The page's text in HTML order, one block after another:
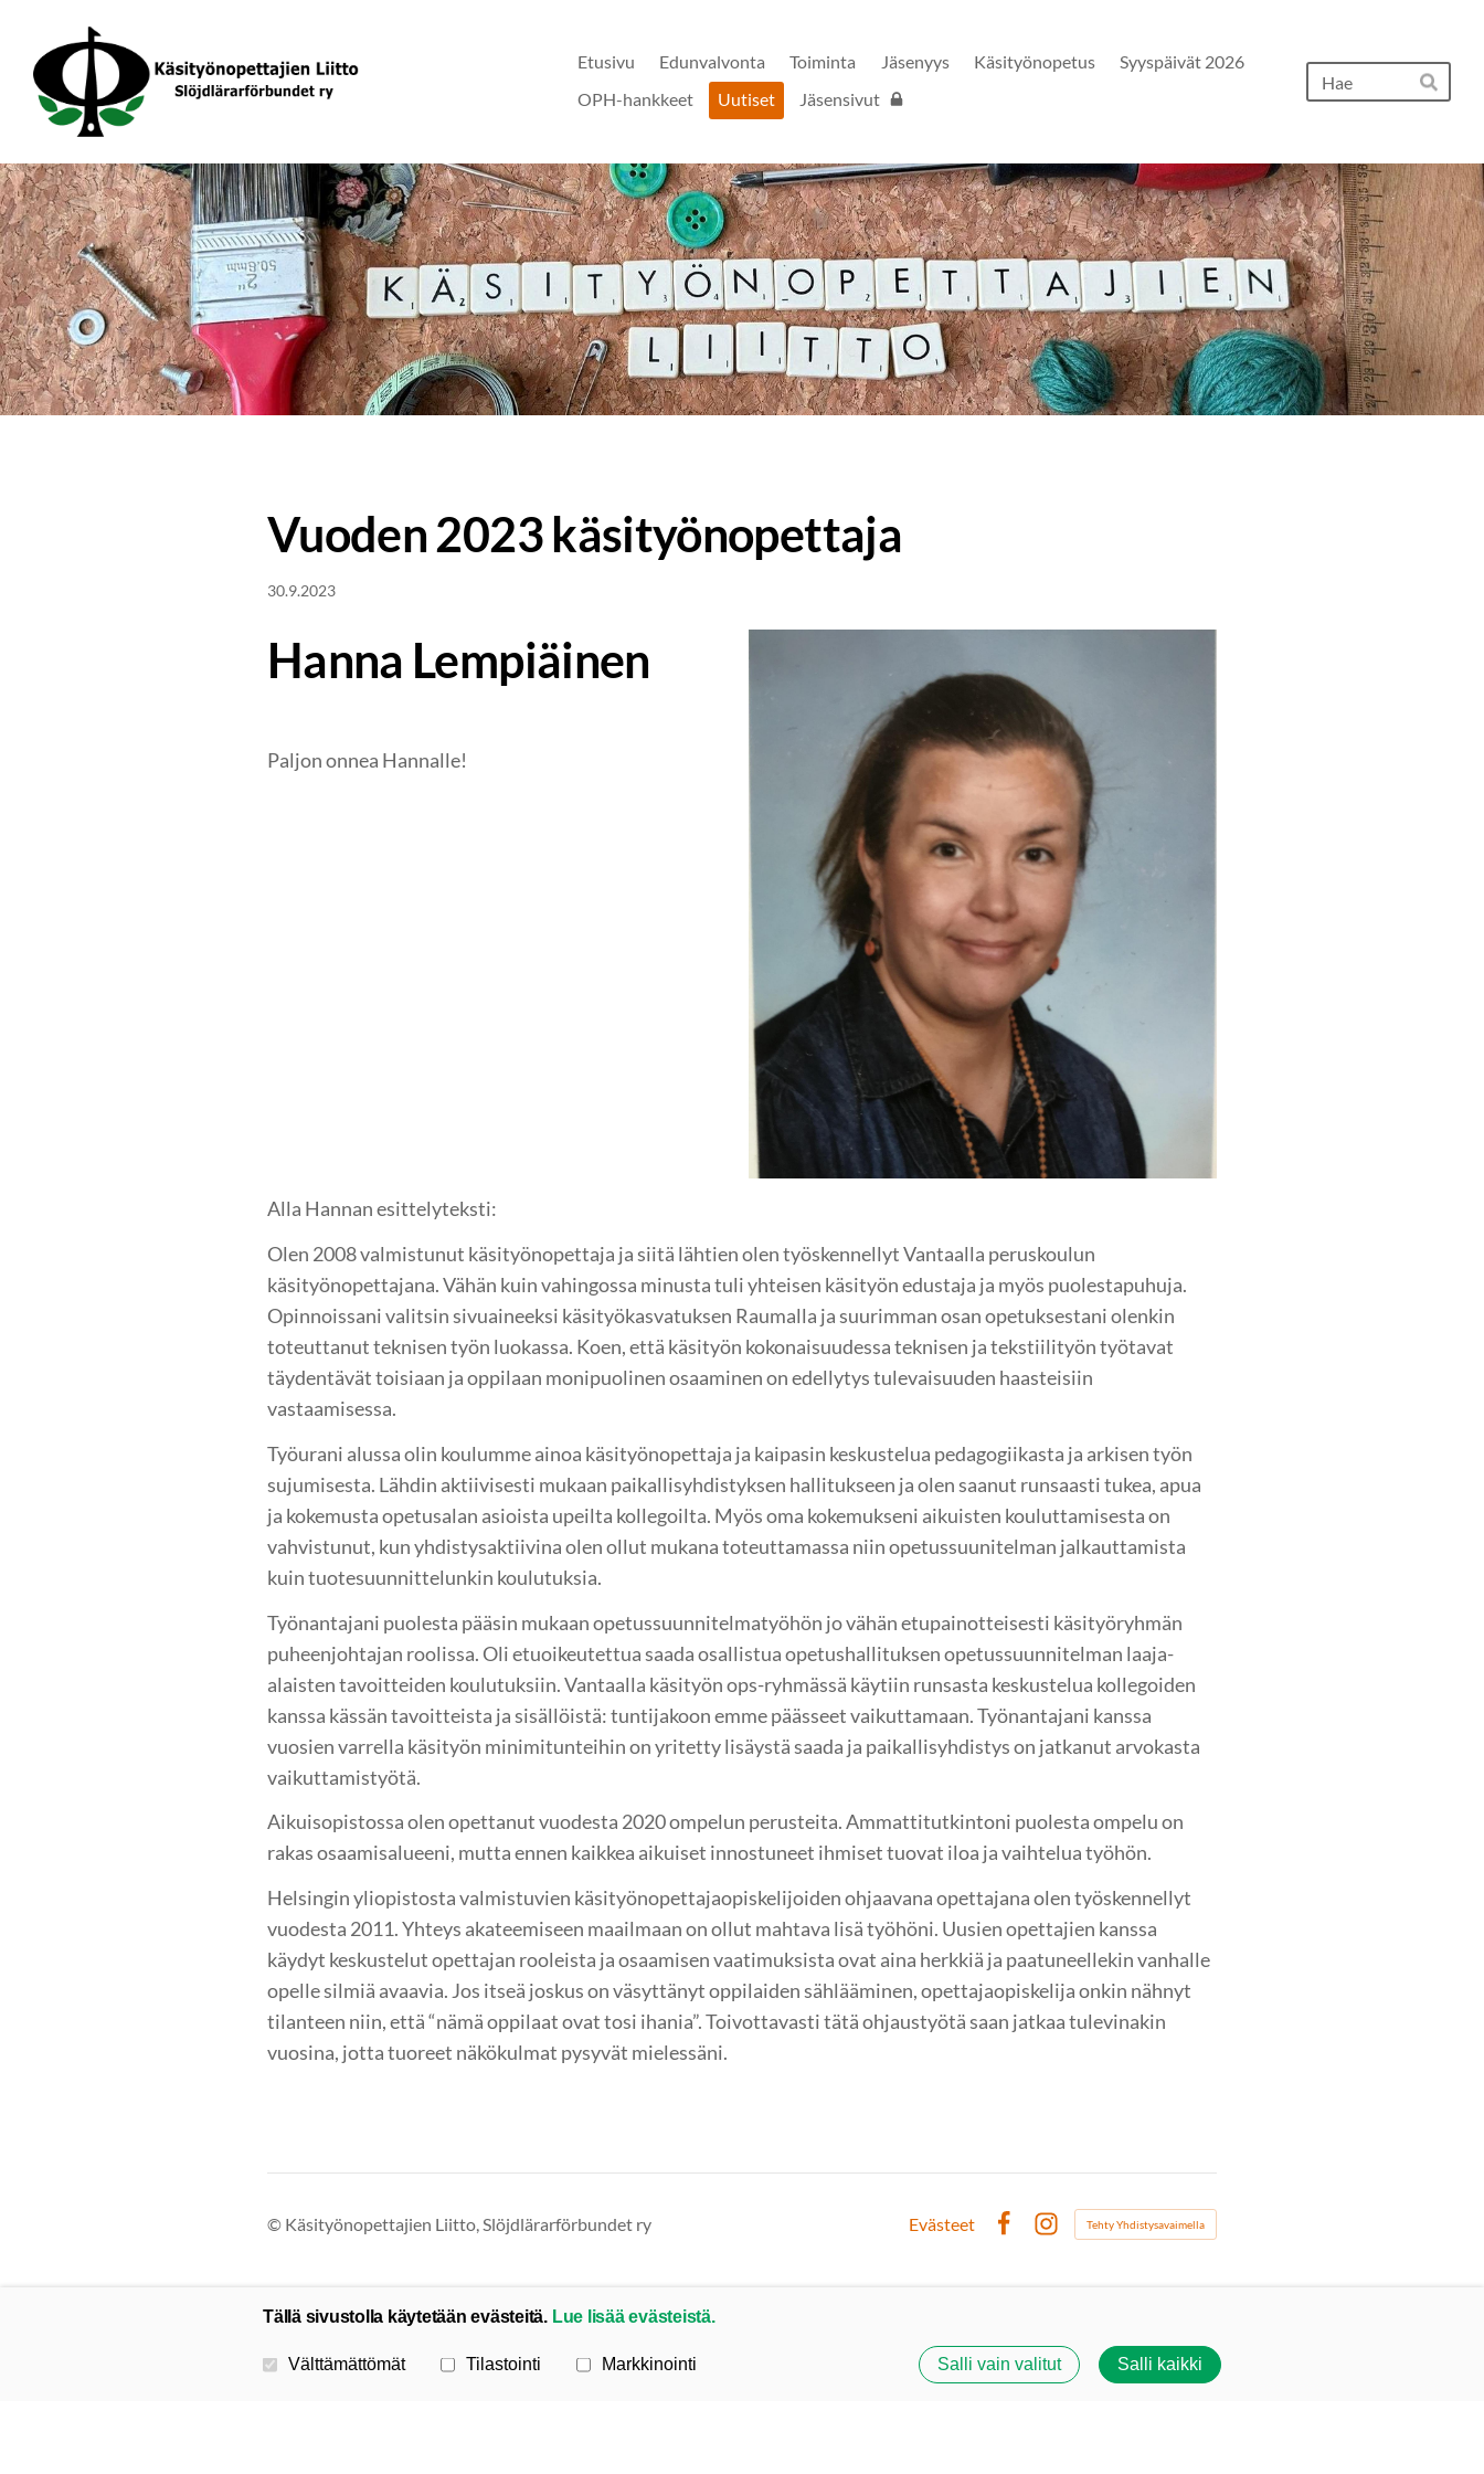
sivun
sisältöön
Käsityönopettajien Liitto
Etusivu Edunvalvonta Toiminta Jäsenyys Käsityönopetus
Syyspäivät 2026
OPH-hankkeet
Uutiset Jäsensivut Hae
Vuoden 2023 käsityönopettaja
30.9.2023
Hanna Lempiäinen
Paljon onnea Hannalle!
Alla Hannan esittelyteksti:
Olen 2008 valmistunut käsityönopettaja ja siitä lähtien olen työskennellyt Vantaalla peruskoulun
käsityönopettajana. Vähän kuin vahingossa minusta tuli yhteisen käsityön edustaja ja myös puolestapuhuja.
Opinnoissani valitsin sivuaineeksi käsityökasvatuksen Raumalla ja suurimman osan opetuksestani olenkin
toteuttanut teknisen työn luokassa. Koen, että käsityön kokonaisuudessa teknisen ja tekstiilityön työtavat
täydentävät toisiaan ja oppilaan monipuolinen osaaminen on edellytys tulevaisuuden haasteisiin
vastaamisessa.
Työurani alussa olin koulumme ainoa käsityönopettaja ja kaipasin keskustelua pedagogiikasta ja arkisen työn
sujumisesta. Lähdin aktiivisesti mukaan paikallisyhdistyksen hallitukseen ja olen saanut runsaasti tukea, apua
ja kokemusta opetusalan asioista upeilta kollegoilta. Myös oma kokemukseni aikuisten kouluttamisesta on
vahvistunut, kun yhdistysaktiivina olen ollut mukana toteuttamassa niin opetussuunitelman jalkauttamista
kuin tuotesuunnittelunkin koulutuksia.
Työnantajani puolesta pääsin mukaan opetussuunnitelmatyöhön jo vähän etupainotteisesti käsityöryhmän
puheenjohtajan roolissa. Oli etuoikeutettua saada osallistua opetushallituksen opetussuunnitelman laaja-
alaisten tavoitteiden koulutuksiin. Vantaalla käsityön ops-ryhmässä käytiin runsasta keskustelua kollegoiden
kanssa kässän tavoitteista ja sisällöistä: tuntijakoon emme päässeet vaikuttamaan. Työnantajani kanssa
vuosien varrella käsityön minimitunteihin on yritetty lisäystä saada ja paikallisyhdistys on jatkanut arvokasta
vaikuttamistyötä.
Aikuisopistossa olen opettanut vuodesta 2020 ompelun perusteita. Ammattitutkintoni puolesta ompelu on
rakas osaamisalueeni, mutta ennen kaikkea aikuiset innostuneet ihmiset tuovat iloa ja vaihtelua työhön.
Helsingin yliopistosta valmistuvien käsityönopettajaopiskelijoiden ohjaavana opettajana olen työskennellyt
vuodesta 2011. Yhteys akateemiseen maailmaan on ollut mahtava lisä työhöni. Uusien opettajien kanssa
käydyt keskustelut opettajan rooleista ja osaamisen vaatimuksista ovat aina herkkiä ja paatuneellekin vanhalle
opelle silmiä avaavia. Jos itseä joskus on väsyttänyt oppilaiden sählääminen, opettajaopiskelija onkin nähnyt
tilanteen niin, että “nämä oppilaat ovat tosi ihania”. Toivottavasti tätä ohjaustyötä saan jatkaa tulevinakin
vuosina, jotta tuoreet näkökulmat pysyvät mielessäni.
© Käsityönopettajien Liitto, Slöjdlärarförbundet ry
Evästeet
Instagram
Tehty Yhdistysavaimella
Tällä sivustolla käytetään evästeitä. Lue lisää evästeistä.
Valitse käytettävät evästeet
Välttämättömät Tilastointi Markkinointi Salli vain valitut Salli kaikki